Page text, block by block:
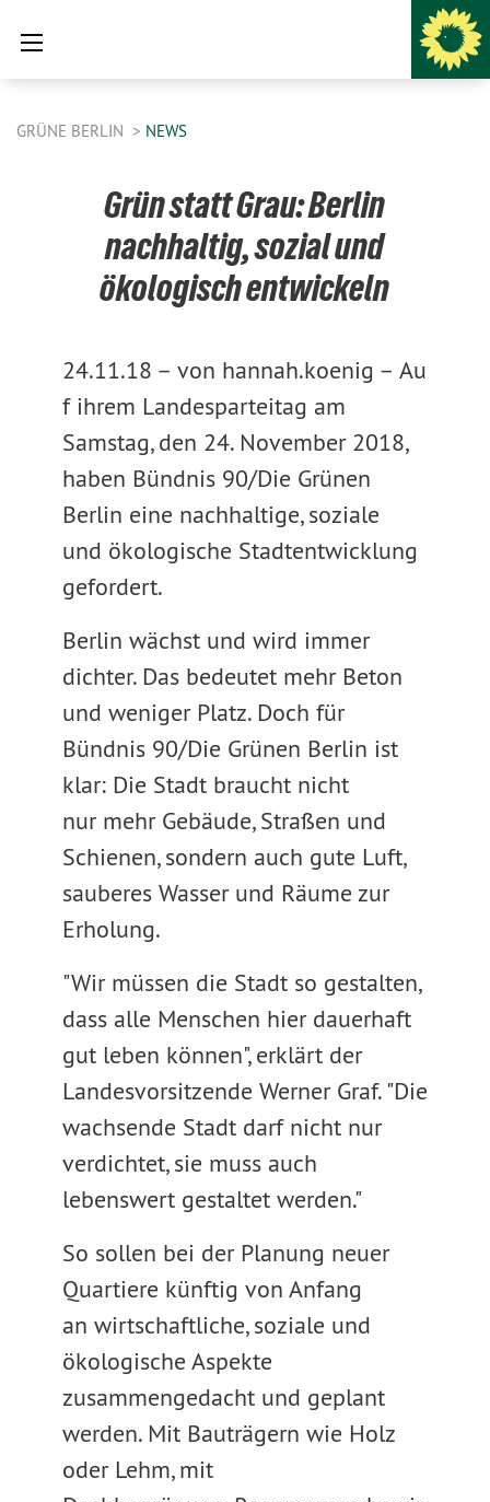
GRÜNE BERLIN NEWS
Grün statt Grau: Berlin
nachhaltig, sozial und
ökologisch entwickeln
24.11.18 – von hannah.koenig – Au
f ihrem Landesparteitag am
Samstag, den 24. November 2018,
haben Bündnis 90/Die Grünen
Berlin eine nachhaltige, soziale
und ökologische Stadtentwicklung
gefordert.
Berlin wächst und wird immer
dichter. Das bedeutet mehr Beton
und weniger Platz. Doch für
Bündnis 90/Die Grünen Berlin ist
klar: Die Stadt braucht nicht
nur mehr Gebäude, Straßen und
Schienen, sondern auch gute Luft,
sauberes Wasser und Räume zur
Erholung.
"Wir müssen die Stadt so gestalten,
dass alle Menschen hier dauerhaft
gut leben können", erklärt der
Landesvorsitzende Werner Graf. "Die
wachsende Stadt darf nicht nur
verdichtet, sie muss auch
lebenswert gestaltet werden."
So sollen bei der Planung neuer
Quartiere künftig von Anfang
an wirtschaftliche, soziale und
ökologische Aspekte
zusammengedacht und geplant
werden. Mit Bauträgern wie Holz
oder Lehm, mit